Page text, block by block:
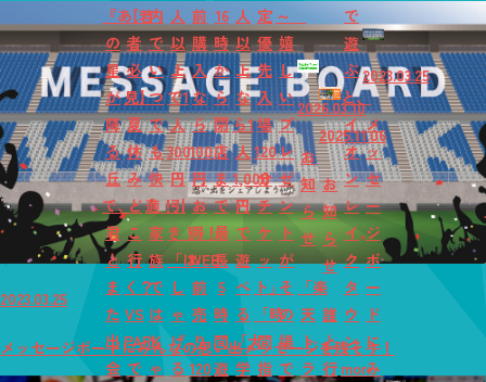
『あ
の
星
が
降
る
丘
で、
君
と
ま
た
出
会
【若
者
必
見】
夏
休
み
ど
こ
行
く？
VS
PARK
で
内
で
い
つ
で
も
快
適！
家
族
で
は
し
ゃ
人
以
上
で1
人
300
円
引
き！
「は
し
ゃ
げ
る
前
購
入
な
ら
100
円
お
得！
WEB
前
売
り
120
16
時
か
ら
閉
店
ま
で
最
長
5
時
間
遊
人
以
上
な
ら1
人
1,000
円
で
遊
べ
る
「大
学
定
優
先
入
場
120
分
チ
ケ
ッ
ト」
「時
間
指
～
嬉
し
い
プ
レ
ゼ
ン
ト
が
そ
の
場
で
2026.03.10
お
知
ら
せ
「楽
天
ト
ラ
2025.11.06
お
知
ら
せ
誰
と
行
で
遊
ぶ
と、
イ
オ
ン
レ
イ
ク
タ
ウ
ン
mori
2023.03.25
メ
ッ
セ
ー
ジ
ボ
ー
ド
に
み
2023.03.25
メッセージボードにみんなの思い出メッセージを残そう！